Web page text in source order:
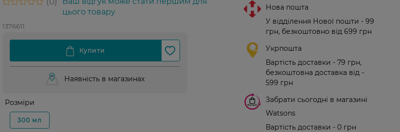
цього товару
1376611
Наявність в магазинах
Розміри
300 мл
Нова пошта
У відділення Нової пошти - 99
грн, безкоштовно від 699 грн
Укрпошта
Вартість доставки - 79 грн,
безкоштовна доставка від -
599 грн
Забрати сьогодні в магазині
Watsons
Вартість доставки - 0 грн